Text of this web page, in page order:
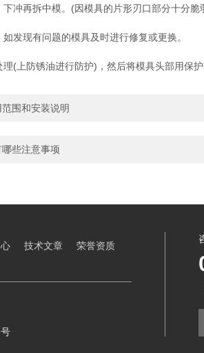
再拆中模。(因模具的片形刃口部分十分脆
现有问题的模具及时进行修复或更换。
防锈油进行防护)，然后将模具头部用保护
围和安装说明
些注意事项
技术文章 荣誉资质